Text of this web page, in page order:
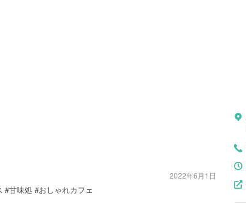
#甘味処 #おしゃれカフェ
2022年6月1日